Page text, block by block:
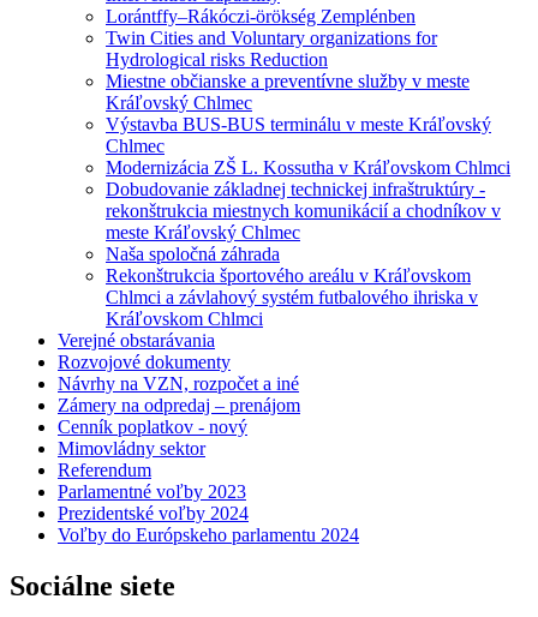
Lorántffy–Rákóczi-örökség Zemplénben
Twin Cities and Voluntary organizations for
Hydrological risks Reduction
Miestne občianske a preventívne služby v meste
Kráľovský Chlmec
Výstavba BUS-BUS terminálu v meste Kráľovský
Chlmec
Modernizácia ZŠ L. Kossutha v Kráľovskom Chlmci
Dobudovanie základnej technickej infraštruktúry -
rekonštrukcia miestnych komunikácií a chodníkov v
meste Kráľovský Chlmec
Naša spoločná záhrada
Rekonštrukcia športového areálu v Kráľovskom
Chlmci a závlahový systém futbalového ihriska v
Kráľovskom Chlmci
Verejné obstarávania
Rozvojové dokumenty
Návrhy na VZN, rozpočet a iné
Zámery na odpredaj – prenájom
Cenník poplatkov - nový
Mimovládny sektor
Referendum
Parlamentné voľby 2023
Prezidentské voľby 2024
Voľby do Európskeho parlamentu 2024
Sociálne siete